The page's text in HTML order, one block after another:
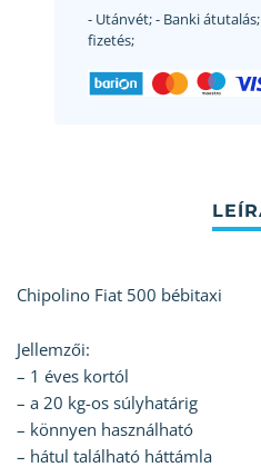
- Utánvét;- Banki átutalás;
fizetés;
Chipolino Fiat 500 bébitaxi
Jellemzői:
– 1 éves kortól
– a 20 kg-os súlyhatárig
– könnyen használható
– hátul található háttámla